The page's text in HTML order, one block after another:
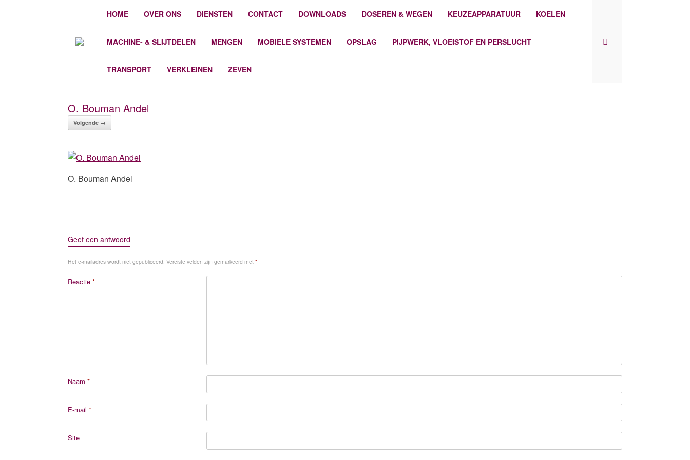
HOME OVER ONS DIENSTEN CONTACT DOWNLOADS DOSEREN & WEGEN KEUZEAPPARATUUR KOELEN
MACHINE- & SLIJTDELEN MENGEN MOBIELE SYSTEMEN OPSLAG PIJPWERK, VLOEISTOF EN PERSLUCHT
TRANSPORT VERKLEINEN ZEVEN
O. Bouman Andel
Volgende →
O. Bouman Andel
Geef een antwoord
Het e-mailadres wordt niet gepubliceerd. Vereiste velden zijn gemarkeerd met *
Reactie *
Naam *
E-mail *
Site